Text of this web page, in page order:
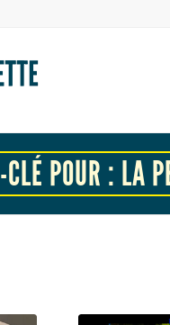
POUR : LA